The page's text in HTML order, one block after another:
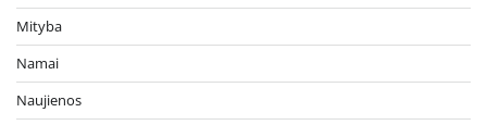
Mityba
Namai
Naujienos